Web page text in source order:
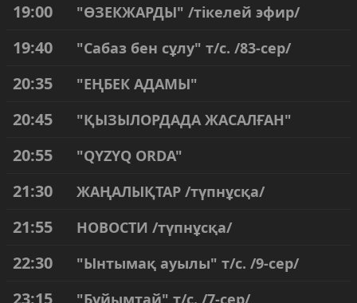
19:00 "ӨЗЕКЖАРДЫ" /тікелей эфир/
19:40 "Сабаз бен сұлу" т/с. /83-сер/
20:35 "ЕҢБЕК АДАМЫ"
20:45 "ҚЫЗЫЛОРДАДА ЖАСАЛҒАН"
20:55 "QYZYQ ORDA"
21:30 ЖАҢАЛЫҚТАР /түпнұсқа/
21:55 НОВОСТИ /түпнұсқа/
22:30 "Ынтымақ ауылы" т/с. /9-сер/
23:15 "Бұйымтай" т/с. /7-сер/